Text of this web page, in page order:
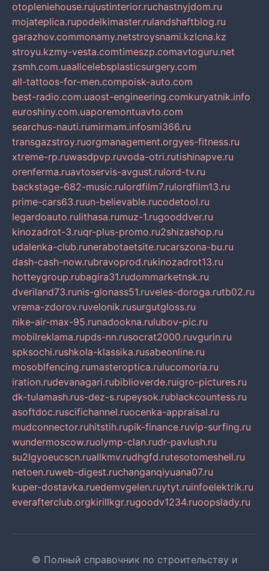
otopleniehouse.rujustinterior.ruchastnyjdom.ru
mojateplica.rupodelkimaster.rulandshaftblog.ru
garazhov.commonamy.netstroysnami.kzlcna.kz
stroyu.kzmy-vesta.comtimeszp.comavtoguru.net
zsmh.com.uaallcelebsplasticsurgery.com
all-tattoos-for-men.compoisk-auto.com
best-radio.com.uaost-engineering.comkuryatnik.info
euroshiny.com.uaporemontuavto.com
searchus-nauti.rumirmam.infosmi366.ru
transgazstroy.ruorgmanagement.orgyes-fitness.ru
xtreme-rp.ruwasdpvp.ruvoda-otri.rutishinapve.ru
orenferma.ruavtoservis-avgust.rulord-tv.ru
backstage-682-music.rulordfilm7.rulordfilm13.ru
prime-cars63.ruun-believable.rucodetool.ru
legardoauto.rulithasa.rumuz-1.rugooddver.ru
kinozadrot-3.ruqr-plus-promo.ru2shizashop.ru
udalenka-club.runerabotaetsite.rucarszona-bu.ru
dash-cash-now.rubravoprod.rukinozadrot13.ru
hotteygroup.rubagira31.rudommarketnsk.ru
dveriland73.runis-glonass51.ruveles-doroga.rutb02.ru
vrema-zdorov.ruvelonik.rusurgutgloss.ru
nike-air-max-95.runadookna.rulubov-pic.ru
mobilreklama.rupds-nn.rusocrat2000.ruvgurin.ru
spksochi.rushkola-klassika.rusabeonline.ru
mosoblfencing.rumasteroptica.rulucomoria.ru
iration.rudevanagari.rubiblioverde.ruigro-pictures.ru
dk-tulamash.rus-dez-s.rupeysok.rublackcountess.ru
asoftdoc.ruscifichannel.ruocenka-appraisal.ru
mudconnector.ruhitstih.rupik-finance.ruvip-surfing.ru
wundermoscow.ruolymp-clan.rudr-pavlush.ru
su2lgyoeucscn.ruallkmv.rudhgfd.rutesotomeshell.ru
netoen.ruweb-digest.ruchanganqiyuana07.ru
kuper-dostavka.ruedemvgelen.ruytyt.ruinfoelektrik.ru
everafterclub.orgkirillkgr.rugoodv1234.ruoopslady.ru
© Полный справочник по строительству и